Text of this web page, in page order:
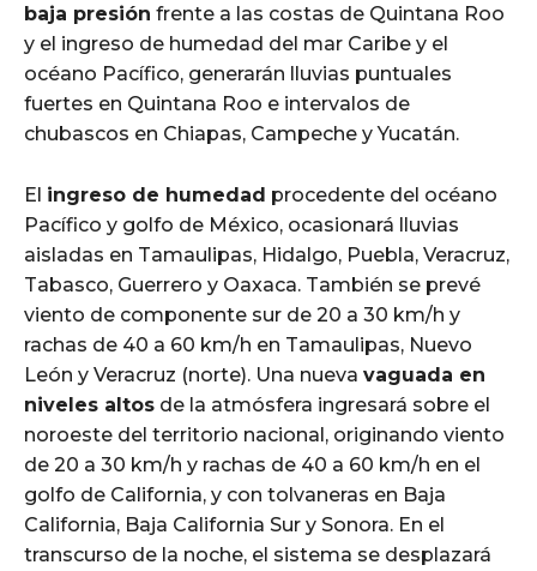
baja presión frente a las costas de Quintana Roo
y el ingreso de humedad del mar Caribe y el
océano Pacífico, generarán lluvias puntuales
fuertes en Quintana Roo e intervalos de
chubascos en Chiapas, Campeche y Yucatán.
El ingreso de humedad procedente del océano
Pacífico y golfo de México, ocasionará lluvias
aisladas en Tamaulipas, Hidalgo, Puebla, Veracruz,
Tabasco, Guerrero y Oaxaca. También se prevé
viento de componente sur de 20 a 30 km/h y
rachas de 40 a 60 km/h en Tamaulipas, Nuevo
León y Veracruz (norte). Una nueva vaguada en
niveles altos de la atmósfera ingresará sobre el
noroeste del territorio nacional, originando viento
de 20 a 30 km/h y rachas de 40 a 60 km/h en el
golfo de California, y con tolvaneras en Baja
California, Baja California Sur y Sonora. En el
transcurso de la noche, el sistema se desplazará